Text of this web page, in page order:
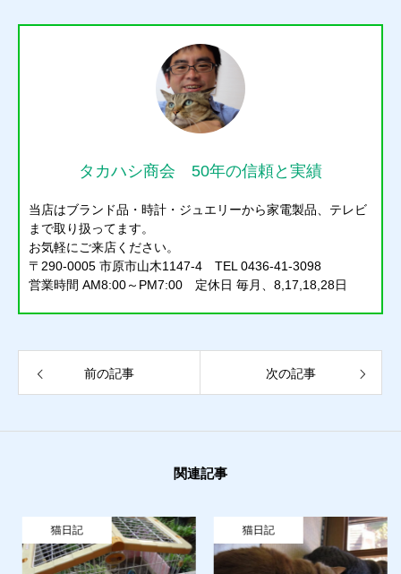
買取り
販売
タカハシ商会 50年の信頼と実績
当店はブランド品・時計・ジュエリーから家電製品、テレビ
まで取り扱ってます。
お気軽にご来店ください。
〒290-0005 市原市山木1147-4 TEL 0436-41-3098
営業時間 AM8:00～PM7:00 定休日 毎月、8,17,18,28日
前の記事 次の記事
関連記事
猫日記 猫日記